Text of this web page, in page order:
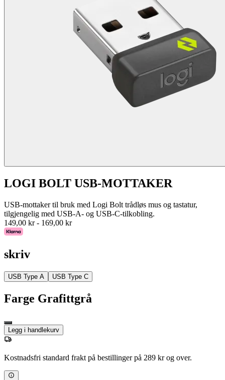
LOGI BOLT USB-MOTTAKER
USB-mottaker til bruk med Logi Bolt trådløs mus og tastatur,
tilgjengelig med USB-A- og USB-C-tilkobling.
149,00 kr- 169,00 kr
skriv
USB Type A USB Type C
Farge Grafittgrå
Legg i handlekurv
Kostnadsfri standard frakt på bestillinger på 289 kr og over.